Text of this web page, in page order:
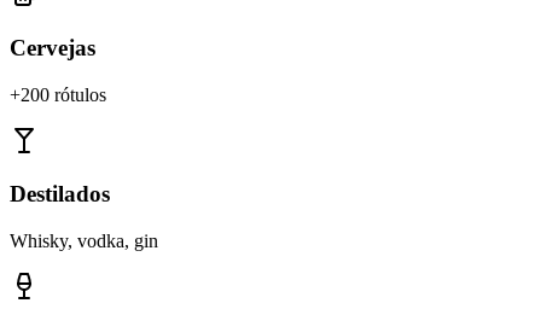
Cervejas
+200 rótulos
Destilados
Whisky, vodka, gin